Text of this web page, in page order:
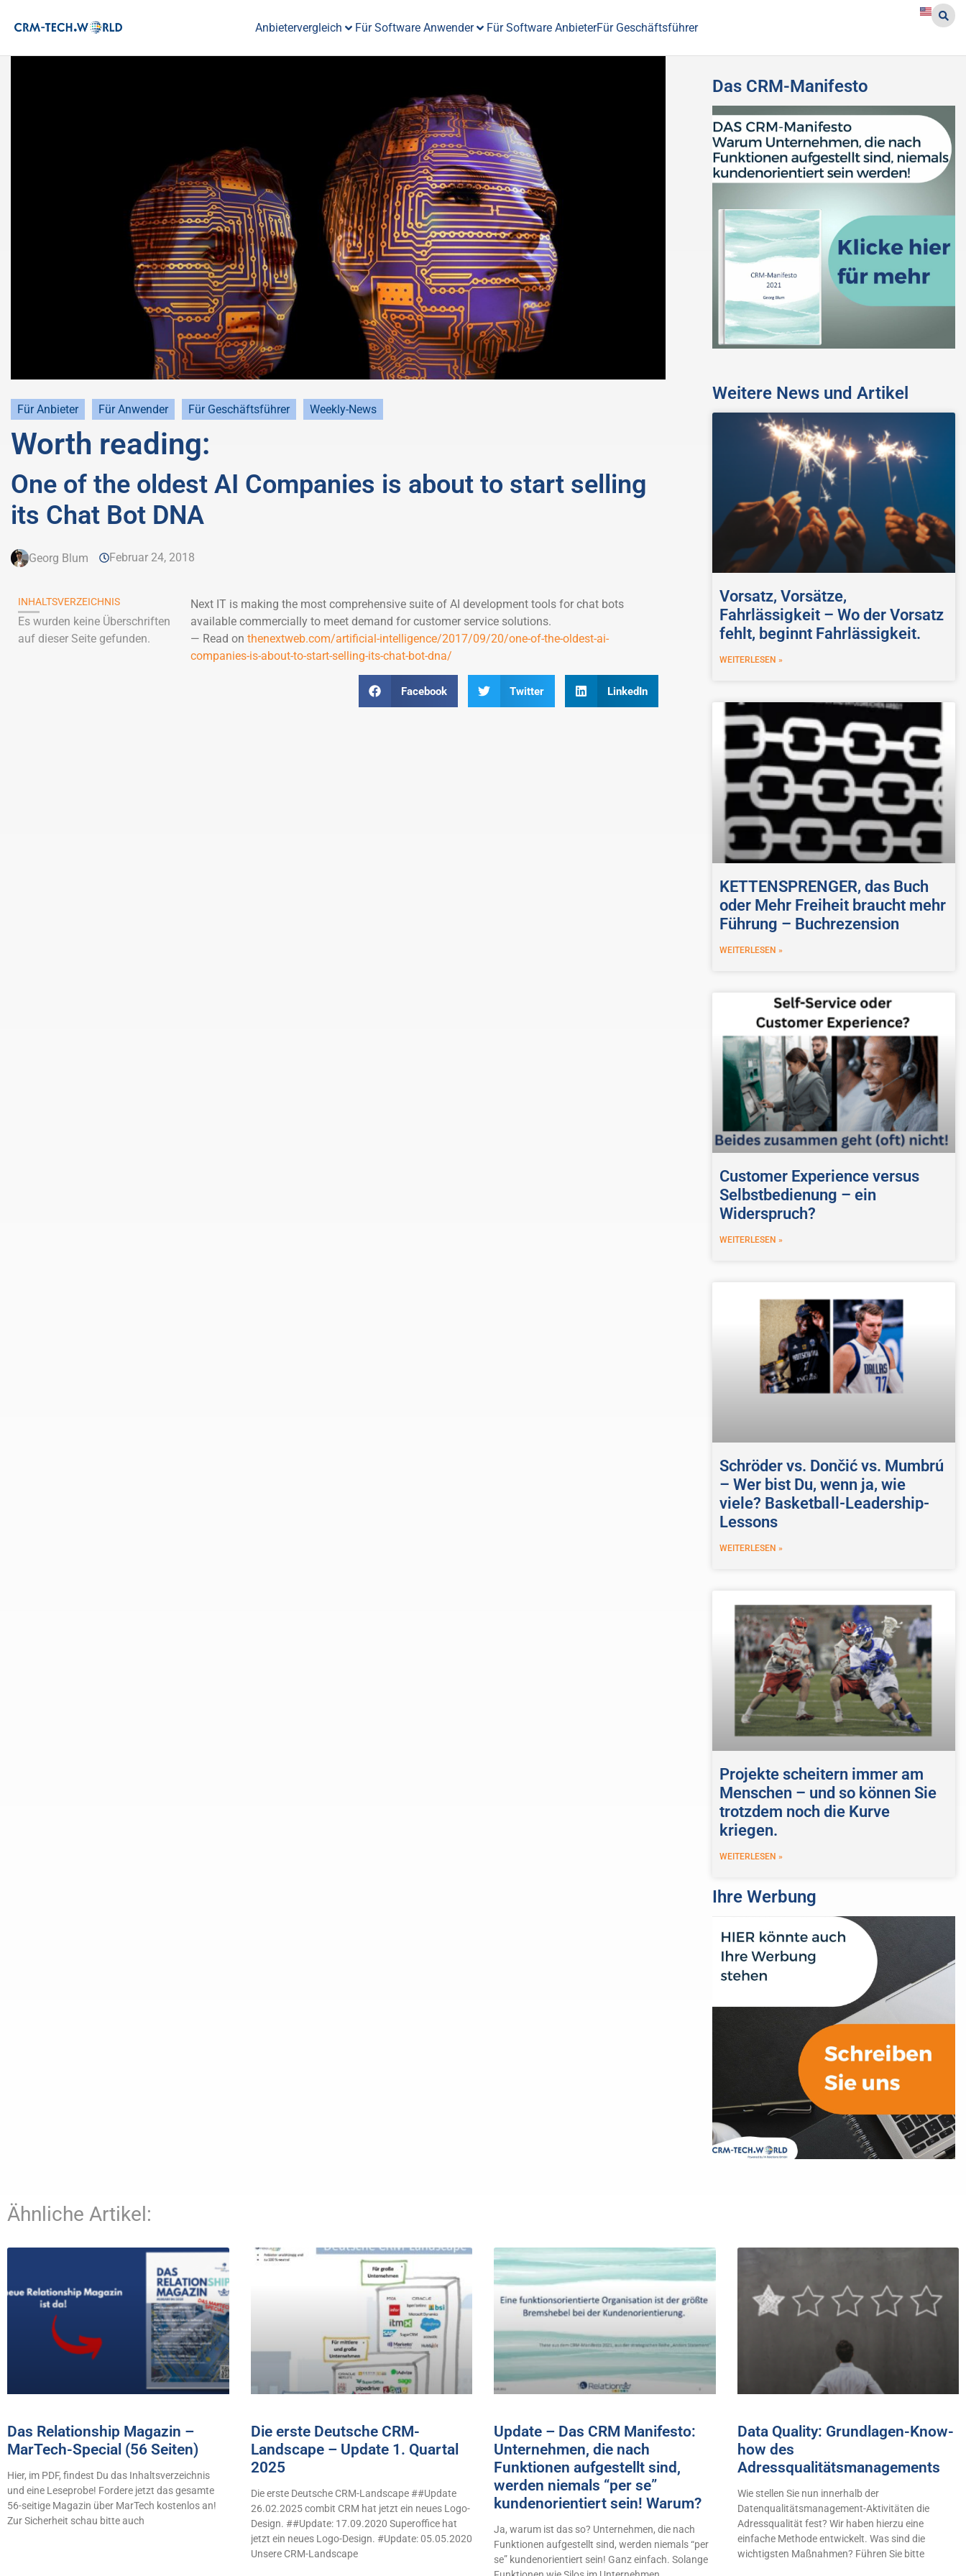
Anbietervergleich Für Software Anwender Für Software AnbieterFür Geschäftsführer
Für Anbieter Für Anwender Für Geschäftsführer Weekly-News
Worth reading:
One of the oldest AI Companies is about to start selling
its Chat Bot DNA
Georg Blum Februar 24, 2018
INHALTSVERZEICHNIS
Es wurden keine Überschriften
auf dieser Seite gefunden.
Next IT is making the most comprehensive suite of AI development tools for chat bots
available commercially to meet demand for customer service solutions.
— Read on thenextweb.com/artificial-intelligence/2017/09/20/one-of-the-oldest-ai-
companies-is-about-to-start-selling-its-chat-bot-dna/
Facebook Twitter LinkedIn
Das CRM-Manifesto
Weitere News und Artikel
Vorsatz, Vorsätze,
Fahrlässigkeit – Wo der Vorsatz
fehlt, beginnt Fahrlässigkeit.
WEITERLESEN »
KETTENSPRENGER, das Buch
oder Mehr Freiheit braucht mehr
Führung – Buchrezension
WEITERLESEN »
Customer Experience versus
Selbstbedienung – ein
Widerspruch?
WEITERLESEN »
Schröder vs. Dončić vs. Mumbrú
– Wer bist Du, wenn ja, wie
viele? Basketball-Leadership-
Lessons
WEITERLESEN »
Projekte scheitern immer am
Menschen – und so können Sie
trotzdem noch die Kurve
kriegen.
WEITERLESEN »
Ihre Werbung
Ähnliche Artikel:
Das Relationship Magazin –
MarTech-Special (56 Seiten)
Hier, im PDF, findest Du das Inhaltsverzeichnis
und eine Leseprobe! Fordere jetzt das gesamte
56-seitige Magazin über MarTech kostenlos an!
Zur Sicherheit schau bitte auch
Die erste Deutsche CRM-
Landscape – Update 1. Quartal
2025
Die erste Deutsche CRM-Landscape ##Update
26.02.2025 combit CRM hat jetzt ein neues Logo-
Design. ##Update: 17.09.2020 Superoffice hat
jetzt ein neues Logo-Design. #Update: 05.05.2020
Unsere CRM-Landscape
Update – Das CRM Manifesto:
Unternehmen, die nach
Funktionen aufgestellt sind,
werden niemals “per se”
kundenorientiert sein! Warum?
Ja, warum ist das so? Unternehmen, die nach
Funktionen aufgestellt sind, werden niemals “per
se” kundenorientiert sein! Ganz einfach. Solange
Data Quality: Grundlagen-Know-
how des
Adressqualitätsmanagements
Wie stellen Sie nun innerhalb der
Datenqualitätsmanagement-Aktivitäten die
Adressqualität fest? Wir haben hierzu eine
einfache Methode entwickelt. Was sind die
wichtigsten Maßnahmen? Führen Sie bitte